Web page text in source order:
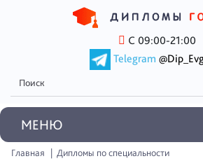
С 09:00-21:00
Telegram
MEНЮ
Главная
Дипломы по специальности